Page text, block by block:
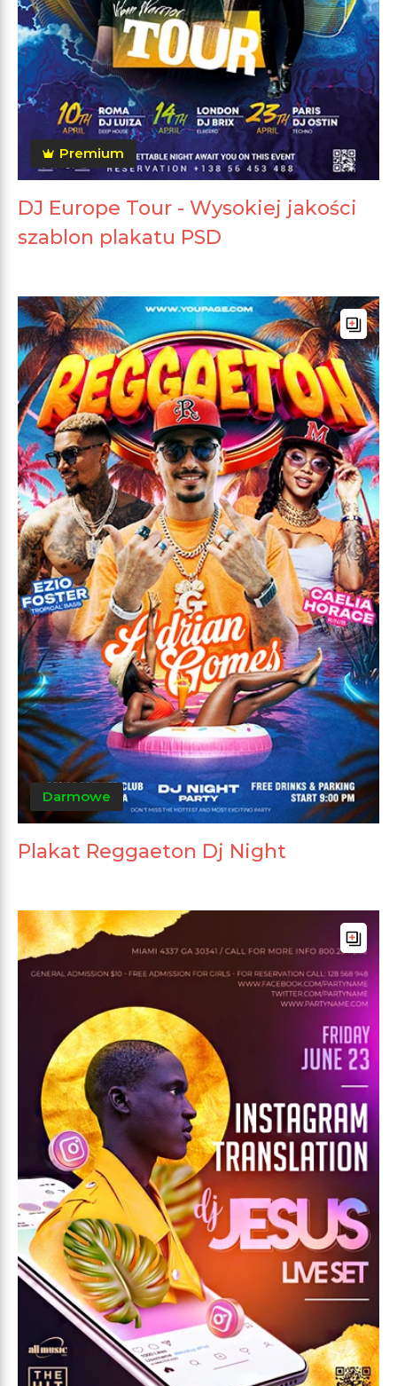
Premium
DJ Europe Tour - Wysokiej jakości
szablon plakatu PSD
Darmowe
Plakat Reggaeton Dj Night